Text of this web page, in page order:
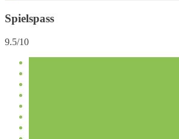
Spielspass
9.5/10